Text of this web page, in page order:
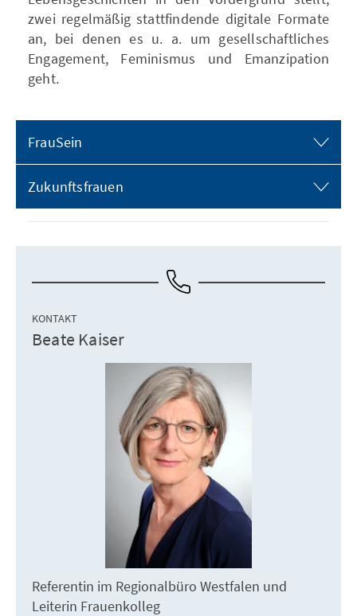
zwei regelmäßig stattfindende digitale Formate
an, bei denen es u. a. um gesellschaftliches
Engagement, Feminismus und Emanzipation
geht.
FrauSein
Zukunftsfrauen
KONTAKT
Beate Kaiser
Referentin im Regionalbüro Westfalen und
Leiterin Frauenkolleg